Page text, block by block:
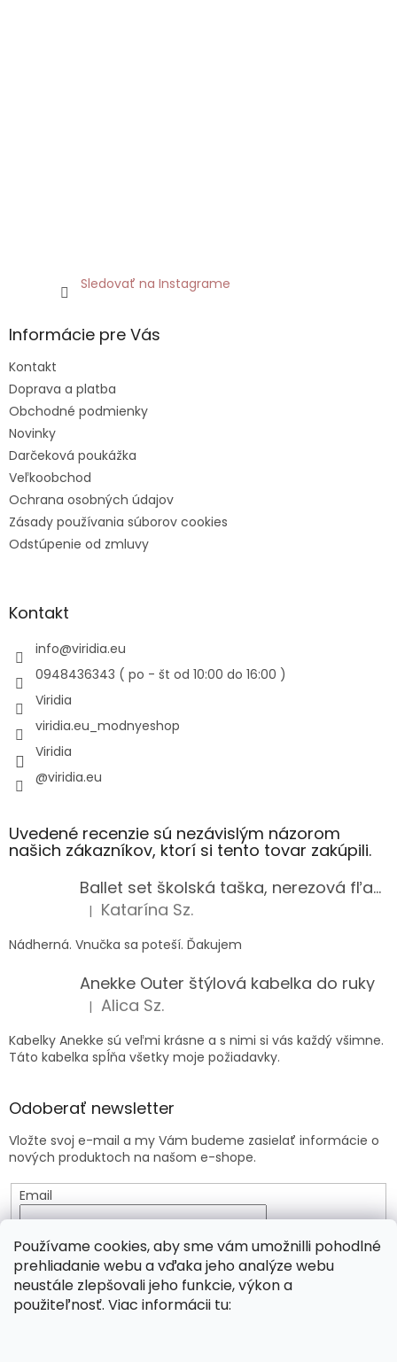
Používame cookies, aby sme vám umožnilli pohodlné
prehliadanie webu a vďaka jeho analýze webu
neustále zlepšovali jeho funkcie, výkon a
použiteľnosť. Viac informácii tu:
Sledovať na Instagrame
Informácie pre Vás
Kontakt
Doprava a platba
Obchodné podmienky
Novinky
Darčeková poukážka
Veľkoobchod
Ochrana osobných údajov
Zásady používania súborov cookies
Odstúpenie od zmluvy
Kontakt
info@viridia.eu
0948436343 ( po - št od 10:00 do 16:00 )
Viridia
viridia.eu_modnyeshop
Viridia
@viridia.eu
Uvedené recenzie sú nezávislým názorom
našich zákazníkov, ktorí si tento tovar zakúpili.
Ballet set školská taška, nerezová fľaša a plný peračník s motívom baletky pre dievča
Hodnotenie produktu je 5 z 5 hviezdičiek.
| Katarína Sz.
Nádherná. Vnučka sa poteší. Ďakujem
Anekke Outer štýlová kabelka do ruky
Hodnotenie produktu je 5 z 5 hviezdičiek.
| Alica Sz.
Kabelky Anekke sú veľmi krásne a s nimi si vás každý všimne.
Táto kabelka spĺňa všetky moje požiadavky.
Odoberať newsletter
Vložte svoj e-mail a my Vám budeme zasielať informácie o
nových produktoch na našom e-shope.
Email
osobných údajov
PRIHLÁSIŤ SA